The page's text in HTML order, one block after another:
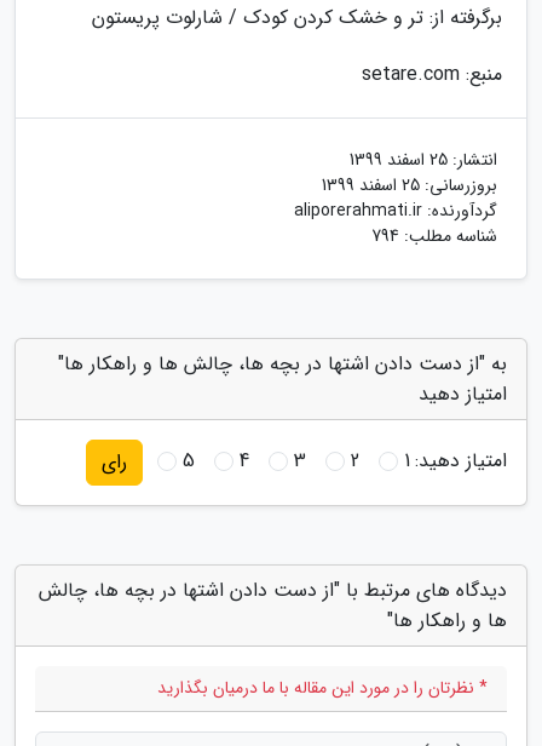
برگرفته از: تر و خشک کردن کودک / شارلوت پریستون
منبع: setare.com
انتشار: 25 اسفند 1399
بروزرسانی: 25 اسفند 1399
گردآورنده: aliporerahmati.ir
شناسه مطلب: 794
به "از دست دادن اشتها در بچه ها، چالش ها و راهکار ها"
امتیاز دهید
امتیاز دهید:1
2
3
4
5 رای
دیدگاه های مرتبط با "از دست دادن اشتها در بچه ها، چالش
ها و راهکار ها"
* نظرتان را در مورد این مقاله با ما درمیان بگذارید